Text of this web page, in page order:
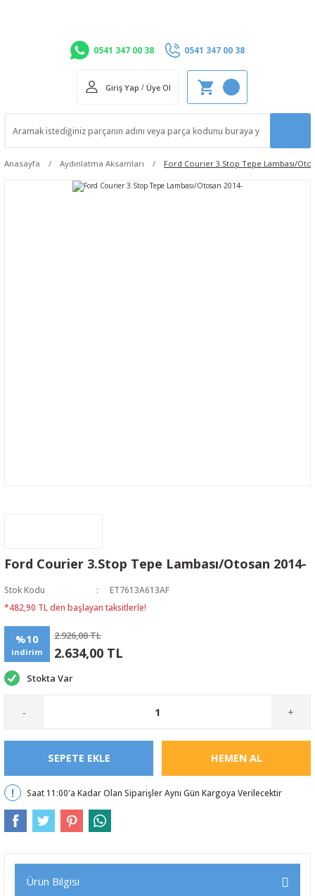
0541 347 00 38 0541 347 00 38
Giriş Yap / Üye Ol
Anasayfa Aydınlatma Aksamları Ford Courier 3.Stop Tepe Lambası/
Ford Courier 3.Stop Tepe Lambası/Otosan 2014-
Stok Kodu
ET7613A613AF
*482,90 TL den başlayan taksitlerle!
%10
indirim
2.926,00 TL
2.634,00 TL
Stokta Var
- +
SEPETE EKLE HEMEN AL
Saat 11:00'a Kadar Olan Siparişler Aynı Gün Kargoya Verilecektir
Ürün Bilgisi